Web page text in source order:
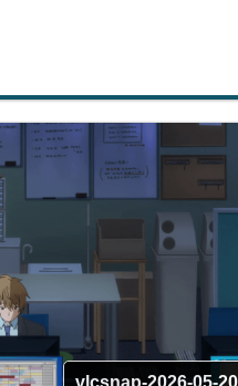
vlcsnap-2026-05-